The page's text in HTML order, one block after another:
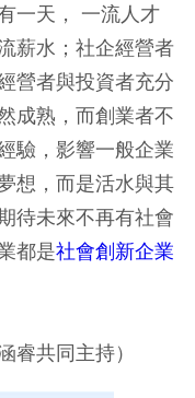
一天， 一流人才
薪水；社企經營者
營者與投資者充分
成熟，而創業者不
驗，影響一般企業
想，而是活水與其
待未來不再有社會
都是社會創新企業
睿共同主持）